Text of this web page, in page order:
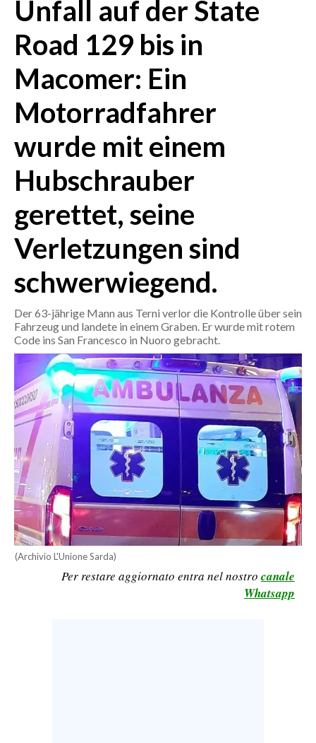
ITALIA
MONDO
POLITICA
ECONOMIA
SERVIZI ALLE IMPRESE
BANDI
SPORT IN SARDEGNA
SPORT
RISULTATI E CLASSIFICHE
CALCIO
CALCIO REGIONALE
BASKET
VOLLEY
MOTORI
TENNIS
ALTRI SPORT
CULTURA
SPETTACOLI
GOSSIP
Unfall auf der State
Road 129 bis in
Macomer: Ein
Motorradfahrer
wurde mit einem
Hubschrauber
gerettet, seine
Verletzungen sind
schwerwiegend.
Der 63-jährige Mann aus Terni verlor die Kontrolle über sein
Fahrzeug und landete in einem Graben. Er wurde mit rotem
Code ins San Francesco in Nuoro gebracht.
(Archivio L'Unione Sarda)
Per restare aggiornato entra nel nostro canale
Whatsapp